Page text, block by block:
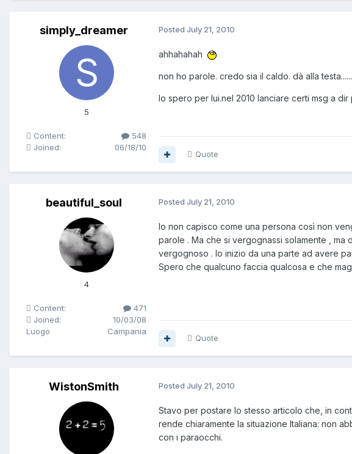
simply_dreamer
5
Content:
548
Joined:
06/18/10
Posted July 21, 2010
ahhahahah
non ho parole. credo sia il caldo. dà alla
lo spero per lui.nel 2010 lanciare certi msg a
Quote
beautiful_soul
4
Content:
471
Joined:
10/03/08
Luogo
Campania
Posted July 21, 2010
Io non capisco come una persona così non
parole . Ma che si vergognassi solamente ,
vergognoso . Io inizio da una parte ad avere
Spero che qualcuno faccia qualcosa e che
Quote
WistonSmith Posted July 21, 2010
Stavo per postare lo stesso articolo che, in
rende chiaramente la situazione Italiana: non
con i paraocchi.